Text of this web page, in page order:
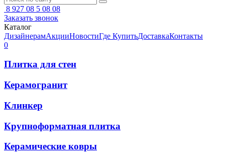
8 927 08 5 08 08
Заказать звонок
Каталог
ДизайнерамАкцииНовостиГде КупитьДоставкаКонтакты
0
Плитка для стен
Керамогранит
Клинкер
Крупноформатная плитка
Керамические ковры